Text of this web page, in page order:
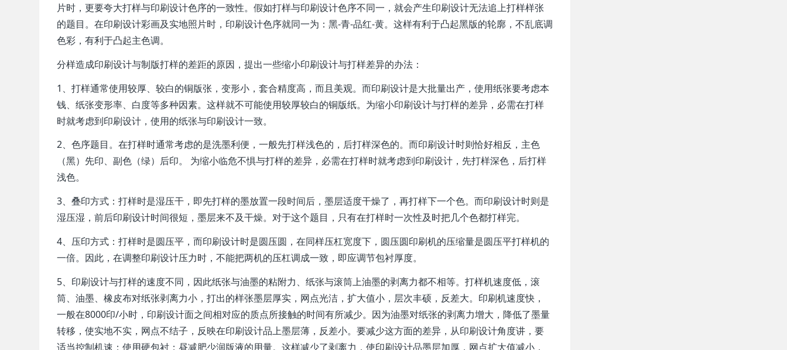
片时，更要夸大打样与印刷设计色序的一致性。假如打样与印刷设计色序不同一，就会产生印刷设计无法追上打样样张
的题目。在印刷设计彩画及实地照片时，印刷设计色序就同一为：黑-青-品红-黄。这样有利于凸起黑版的轮廓，不乱底调
色彩，有利于凸起主色调。
分样造成印刷设计与制版打样的差距的原因，提出一些缩小印刷设计与打样差异的办法：
1、打样通常使用较厚、较白的铜版张，变形小，套合精度高，而且美观。而印刷设计是大批量出产，使用纸张要考虑本
钱、纸张变形率、白度等多种因素。这样就不可能使用较厚较白的铜版纸。为缩小印刷设计与打样的差异，必需在打样
时就考虑到印刷设计，使用的纸张与印刷设计一致。
2、色序题目。在打样时通常考虑的是洗墨利便，一般先打样浅色的，后打样深色的。而印刷设计时则恰好相反，主色
（黑）先印、副色（绿）后印。 为缩小临危不惧与打样的差异，必需在打样时就考虑到印刷设计，先打样深色，后打样
浅色。
3、叠印方式：打样时是湿压干，即先打样的墨放置一段时间后，墨层适度干燥了，再打样下一个色。而印刷设计时则是
湿压湿，前后印刷设计时间很短，墨层来不及干燥。对于这个题目，只有在打样时一次性及时把几个色都打样完。
4、压印方式：打样时是圆压平，而印刷设计时是圆压圆，在同样压杠宽度下，圆压圆印刷机的压缩量是圆压平打样机的
一倍。因此，在调整印刷设计压力时，不能把两机的压杠调成一致，即应调节包衬厚度。
5、印刷设计与打样的速度不同，因此纸张与油墨的粘附力、纸张与滚筒上油墨的剥离力都不相等。打样机速度低，滚
筒、油墨、橡皮布对纸张剥离力小，打出的样张墨层厚实，网点光洁，扩大值小，层次丰硕，反差大。印刷机速度快，
一般在8000印/小时，印刷设计面之间相对应的质点所接触的时间有所减少。因为油墨对纸张的剥离力增大，降低了墨量
转移，使实地不实，网点不结子，反映在印刷设计品上墨层薄，反差小。要减少这方面的差异，从印刷设计角度讲，要
适当控制机速；使用硬包衬；昼减肥少润版液的用量。这样减少了剥离力，使印刷设计品墨层加厚，网点扩大值减小，